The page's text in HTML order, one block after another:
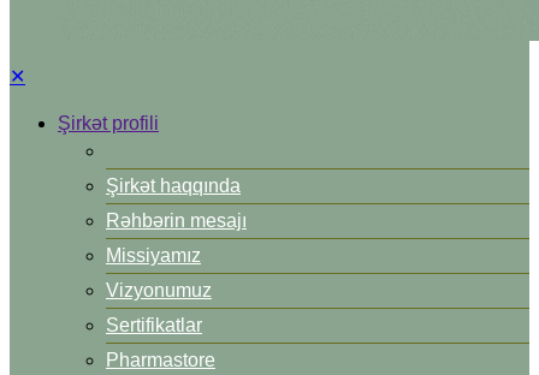
✕
Şirkət profili
Şirkət haqqında
Rəhbərin mesajı
Missiyamız
Vizyonumuz
Sertifikatlar
Pharmastore